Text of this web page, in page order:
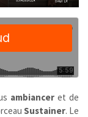
ambiancer et de
Sustainer. Le